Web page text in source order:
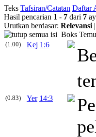
Teks Tafsiran/Catatan Daftar
Hasil pencarian 1 - 7 dari 7
Urutkan berdasar: Relevansi |
Boks
(1.00) Kej 1:6
(0.83) Yer 14:3